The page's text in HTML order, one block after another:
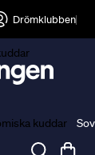
Drömklubben
kuddar